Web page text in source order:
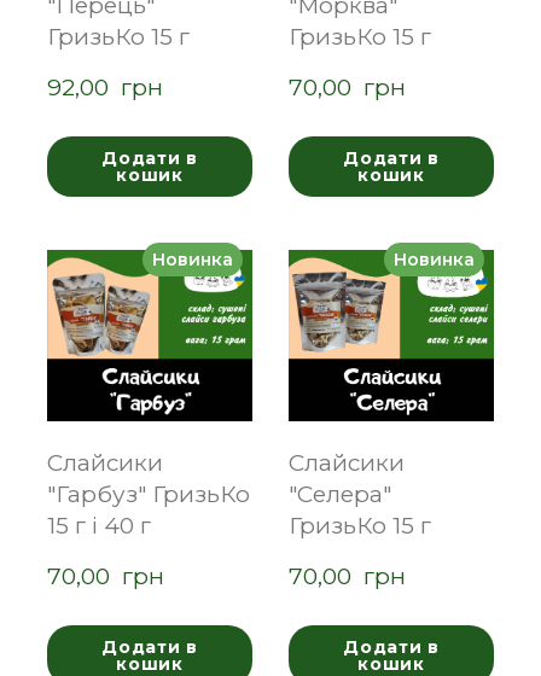
ГризьКо 15 г
92,00  грн
Додати в
кошик
ГризьКо 15 г
70,00  грн
Додати в
кошик
Новинка
Слайсики
"Гарбуз" ГризьКо
15 г і 40 г
70,00  грн
Додати в
кошик
Новинка
Слайсики
"Селера"
ГризьКо 15 г
70,00  грн
Додати в
кошик